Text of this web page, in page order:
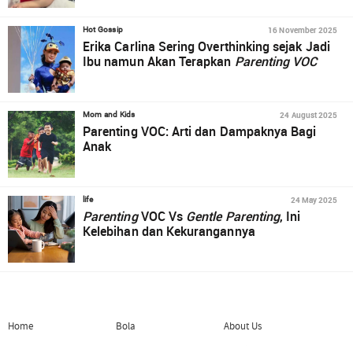
Hot Gossip 16 November 2025
Erika Carlina Sering Overthinking sejak Jadi
Ibu namun Akan Terapkan Parenting VOC
Mom and Kids 24 August 2025
Parenting VOC: Arti dan Dampaknya Bagi
Anak
life 24 May 2025
ParentingVOC Vs Gentle Parenting, Ini
Kelebihan dan Kekurangannya
Home
Bola
About Us